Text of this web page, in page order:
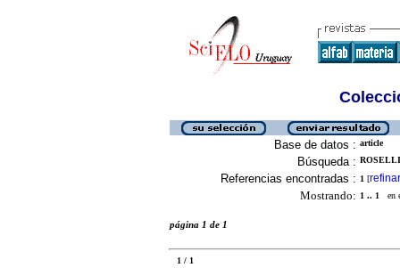
Base de datos : article
Búsqueda :
Referencias encontradas : 1 [refinar
Mostrando: 1 .. 1 en
página 1 de 1
1 / 1